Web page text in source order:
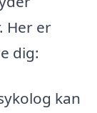
Her er
dig:
kan